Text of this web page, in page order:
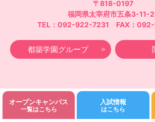
オープンキャンパス
一覧はこちら
入試情報
はこちら
〒818-0197
福岡県太宰府市五条3-11-
TEL：092-922-7231 FAX：
都築学園グループ
©Fukuoka Kodomo Junior College 都築学園